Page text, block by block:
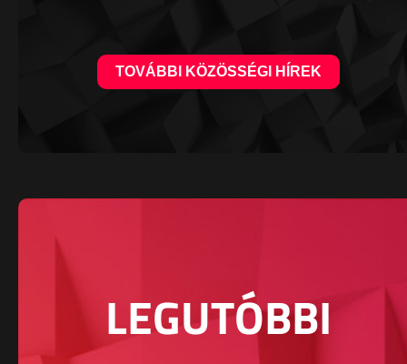
TOVÁBBI KÖZÖSSÉGI HÍREK
LEGUTÓBBI